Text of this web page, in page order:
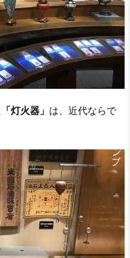
「灯火器」 は、近代ならで